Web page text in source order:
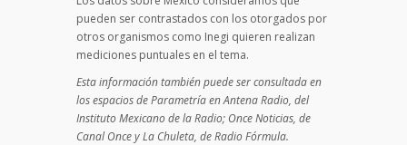
pueden ser contrastados con los otorgados por
otros organismos como Inegi quieren realizan
mediciones puntuales en el tema.
Esta información también puede ser consultada en
los espacios de Parametría en Antena Radio, del
Instituto Mexicano de la Radio; Once Noticias, de
Canal Once y La Chuleta, de Radio Fórmula.